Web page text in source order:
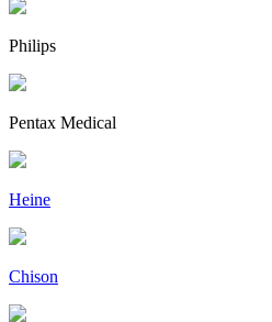
Philips
Pentax Medical
Heine
Chison